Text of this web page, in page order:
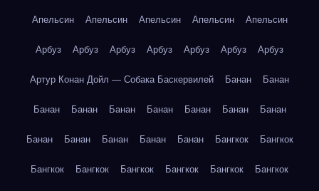
Апельсин Апельсин Апельсин Апельсин Апельсин
Арбуз Арбуз Арбуз Арбуз Арбуз Арбуз Арбуз
Артур Конан Дойл — Собака Баскервилей Банан Банан
Банан Банан Банан Банан Банан Банан Банан
Банан Банан Банан Банан Банан Бангкок Бангкок
Бангкок Бангкок Бангкок Бангкок Бангкок Бангкок